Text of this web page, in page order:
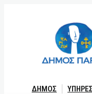
ΔΗΜΟΣ